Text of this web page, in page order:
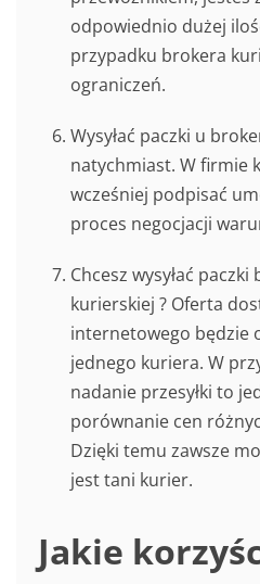
odpowiednio dużej
przypadku brokera
ograniczeń.
Wysyłać paczki u
natychmiast. W firmie
wcześniej podpisać
proces negocjacji
Chcesz wysyłać
kurierskiej ? Oferta
internetowego będzie
jednego kuriera. W
nadanie przesyłki to
porównanie cen
Dzięki temu zawsze
jest tani kurier.
Jakie